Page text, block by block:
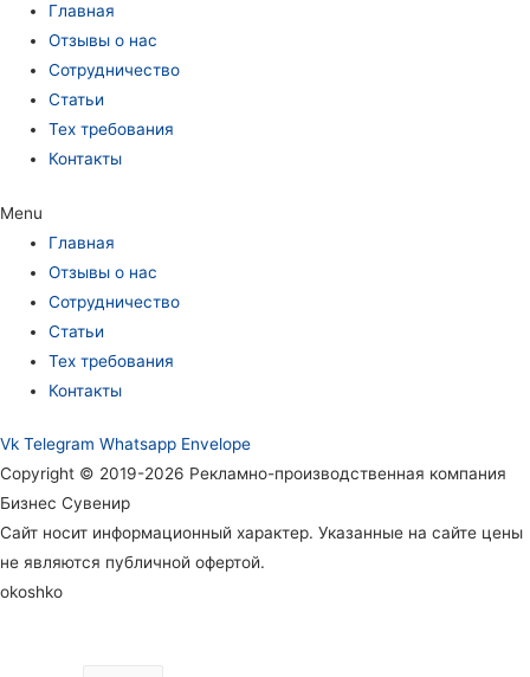
Главная
Отзывы о нас
Сотрудничество
Статьи
Тех требования
Контакты
Menu
Главная
Отзывы о нас
Сотрудничество
Статьи
Тех требования
Контакты
Vk Telegram Whatsapp Envelope
Copyright © 2019-2026 Рекламно-производственная компания
Бизнес Сувенир
Сайт носит информационный характер. Указанные на сайте цены
не являются публичной офертой.
okoshko